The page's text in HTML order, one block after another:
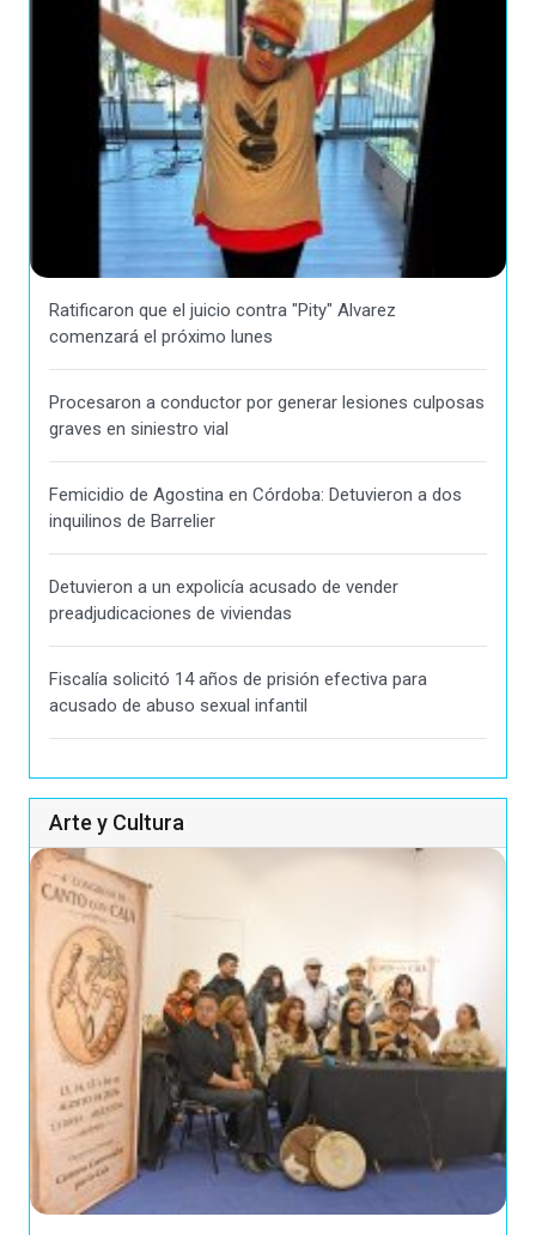
Ratificaron que el juicio contra "Pity" Alvarez
comenzará el próximo lunes
Procesaron a conductor por generar lesiones culposas
graves en siniestro vial
Femicidio de Agostina en Córdoba: Detuvieron a dos
inquilinos de Barrelier
Detuvieron a un expolicía acusado de vender
preadjudicaciones de viviendas
Fiscalía solicitó 14 años de prisión efectiva para
acusado de abuso sexual infantil
Arte y Cultura